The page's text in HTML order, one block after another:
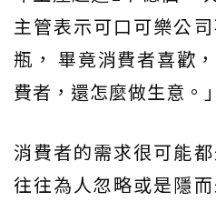
主管表示可口可樂公
瓶， 畢竟消費者喜歡
費者，還怎麼做生意。」
消費者的需求很可能
往往為人忽略或是隱